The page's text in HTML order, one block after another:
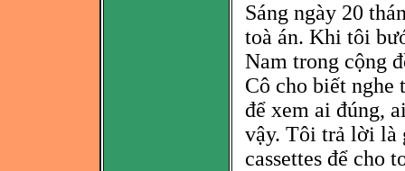
Sáng ngày 20
toà án. Khi tôi
Nam trong cộng đ
Cô cho biết nghe
để xem ai đúng,
vậy. Tôi trả lời là
cassettes để cho